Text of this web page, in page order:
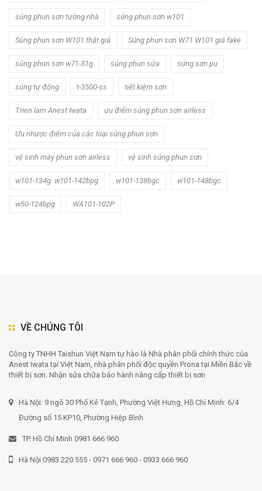
súng phun sơn tường nhà súng phun sơn w101
Súng phun sơn W101 thật giả Súng phun sơn W71 W101 giả fake
súng phun sơn w71-31g súng phun sửa súng sơn pu
súng tự động t-3500-ss tiết kiệm sơn
Trien lam Anest Iwata ưu điểm súng phun sơn airless
Ưu nhược điểm của các loại súng phun sơn
vệ sinh máy phun sơn airless vệ sinh súng phun sơn
w101-134g. w101-142bpg w101-138bgc w101-148bgc
w50-124bpg WA101-102P
VỀ CHÚNG TÔI
Công ty TNHH Taishun Việt Nam tự hào là Nhà phân phối chính thức của
Anest Iwata tại Việt Nam, nhà phân phối độc quyền Prona tại Miền Bắc về
thiết bị sơn. Nhận sửa chữa bảo hành nâng cấp thiết bị sơn
Hà Nội: 9 ngõ 30 Phố Kẻ Tạnh, Phường Việt Hưng. Hồ Chí Minh: 6/4
Đường số 15 KP10, Phường Hiệp Bình
TP. Hồ Chí Minh 0981 666 960
Hà Nội 0983 220 555 - 0971 666 960 - 0933 666 960